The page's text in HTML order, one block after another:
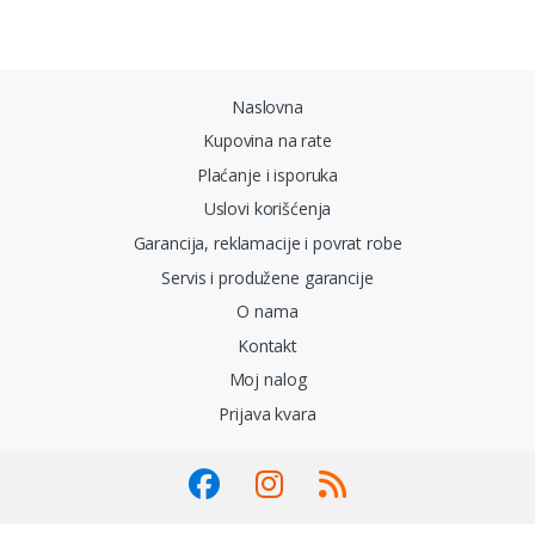
Naslovna
Kupovina na rate
Plaćanje i isporuka
Uslovi korišćenja
Garancija, reklamacije i povrat robe
Servis i produžene garancije
O nama
Kontakt
Moj nalog
Prijava kvara